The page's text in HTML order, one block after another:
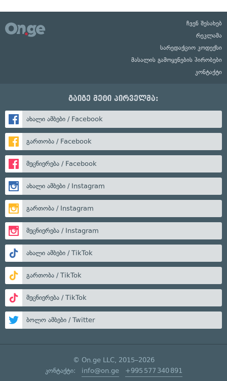
ჩვენ შესახებ
რეკლამა
სარედაქციო კოდექსი
მასალის გამოყენების პირობები
კონტაქტი
გაიგე მეტი პირველმა:
ახალი ამბები / Facebook
გართობა / Facebook
მეცნიერება / Facebook
ახალი ამბები / Instagram
გართობა / Instagram
მეცნიერება / Instagram
ახალი ამბები / TikTok
გართობა / TikTok
მეცნიერება / TikTok
ბოლო ამბები / Twitter
© On.ge LLC, 2015–2026
კონტაქტი: info@on.ge +995 577 340 891